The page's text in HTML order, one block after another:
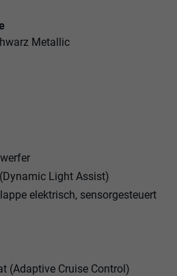
Metallic
Light Assist)
elektrisch, sensorgesteuert
(Adaptive Cruise Control)